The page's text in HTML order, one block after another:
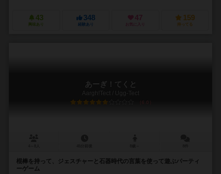
43
興味あり
348
経験あり
47
お気に入り
159
持ってる
あーぎ！てくと
Aargh!Tect / Ugg-Tect
6.0
棍棒を持って、ジェスチャーと石器時代の言葉を使って遊ぶパーティ
ーゲーム